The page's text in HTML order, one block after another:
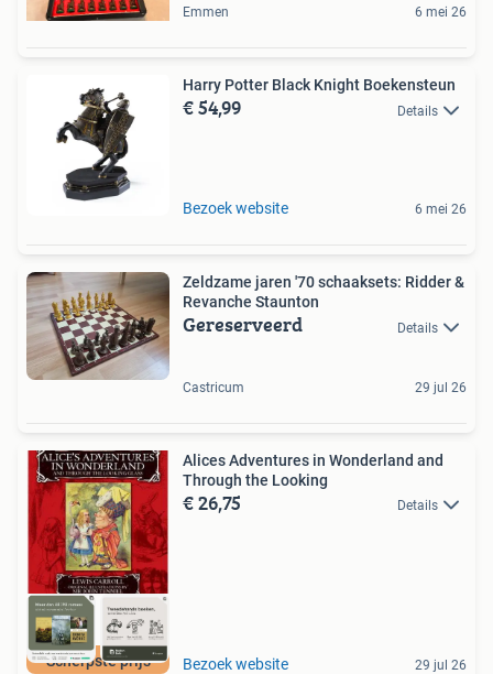
Emmen 6 mei 26
Harry Potter Black Knight Boekensteun
€ 54,99 Details
Bezoek website 6 mei 26
Zeldzame jaren '70 schaaksets: Ridder &
Revanche Staunton
Gereserveerd Details
Castricum 29 jul 26
Scherpste prijs
Alices Adventures in Wonderland and
Through the Looking
€ 26,75 Details
Bezoek website 29 jul 26